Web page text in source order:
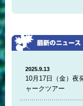
2025.9.13
10月17日（金）
ャークツアー